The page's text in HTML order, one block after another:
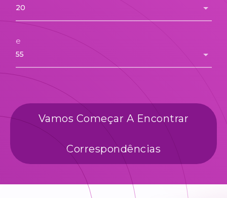
e
Vamos Começar A Encontrar
Correspondências